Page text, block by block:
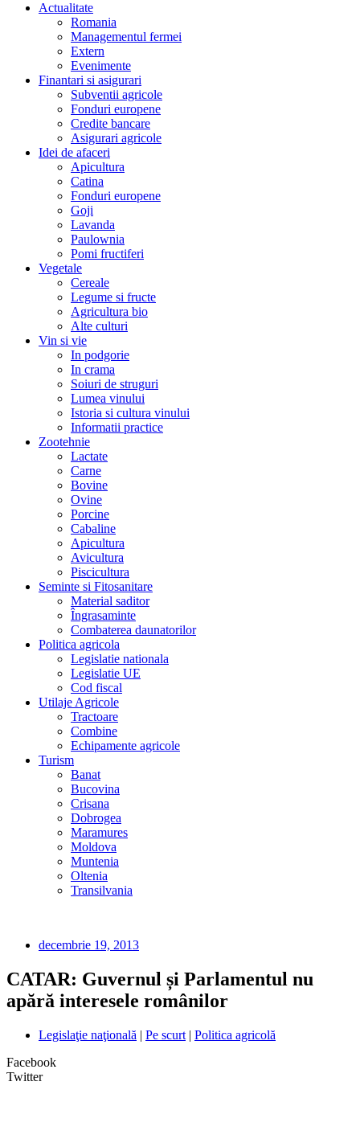
Actualitate
Romania
Managementul fermei
Extern
Evenimente
Finantari si asigurari
Subventii agricole
Fonduri europene
Credite bancare
Asigurari agricole
Idei de afaceri
Apicultura
Catina
Fonduri europene
Goji
Lavanda
Paulownia
Pomi fructiferi
Vegetale
Cereale
Legume si fructe
Agricultura bio
Alte culturi
Vin si vie
In podgorie
In crama
Soiuri de struguri
Lumea vinului
Istoria si cultura vinului
Informatii practice
Zootehnie
Lactate
Carne
Bovine
Ovine
Porcine
Cabaline
Apicultura
Avicultura
Piscicultura
Seminte si Fitosanitare
Material saditor
Îngrasaminte
Combaterea daunatorilor
Politica agricola
Legislatie nationala
Legislatie UE
Cod fiscal
Utilaje Agricole
Tractoare
Combine
Echipamente agricole
Turism
Banat
Bucovina
Crisana
Dobrogea
Maramures
Moldova
Muntenia
Oltenia
Transilvania
decembrie 19, 2013
CATAR: Guvernul și Parlamentul nu
apără interesele românilor
Legislaţie naţională | Pe scurt | Politica agricolă
Facebook
Twitter